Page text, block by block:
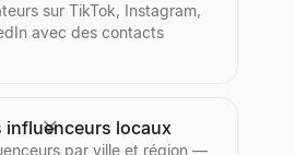
sur TikTok, Instagram,
avec des contacts
influenceurs locaux
par ville et région —